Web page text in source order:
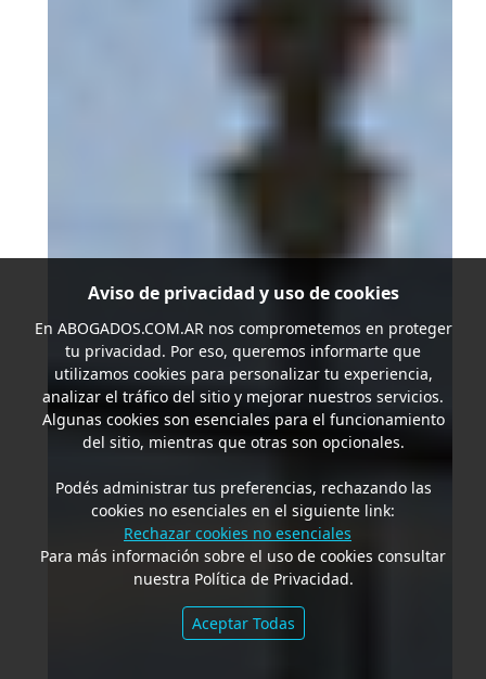
Aviso de privacidad y uso de cookies
En ABOGADOS.COM.ARnos comprometemos en proteger
tu privacidad. Por eso, queremos informarte que
utilizamos cookies para personalizar tu experiencia,
analizar el tráfico del sitio y mejorar nuestros servicios.
Algunas cookies son esenciales para el funcionamiento
del sitio, mientras que otras son opcionales.
Podés administrar tus preferencias, rechazando las
cookies no esenciales en el siguiente link:
Rechazar cookies no esenciales
Para más información sobre el uso de cookies consultar
nuestra Política de Privacidad.
Aceptar Todas